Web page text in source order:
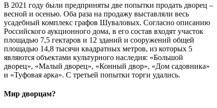
В 2021 году были предприняты две попытки продать дворец –
весной и осенью. Оба раза на продажу выставляли весь
усадебный комплекс графов Шуваловых. Согласно описанию
Российского аукционного дома, в его состав входят участок
площадью 7,5 гектаров и 12 зданий и сооружений общей
площадью 14,8 тысячи квадратных метров, из которых 5
являются объектами культурного наследия: «Большой
дворец», «Малый дворец», «Конный двор», «Дом садовника»
и «Туфовая арка». С третьей попытки торги удались.
Мир дворцам?